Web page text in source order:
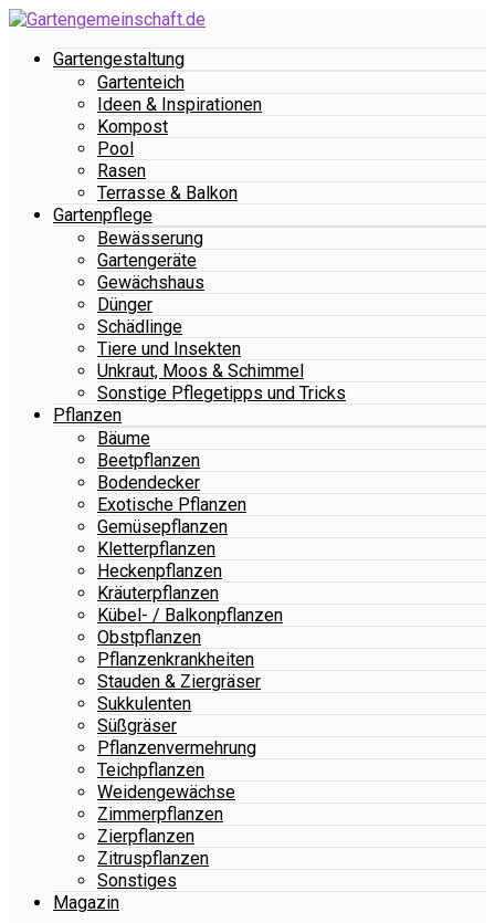
Gartengestaltung
Gartenteich
Ideen & Inspirationen
Kompost
Pool
Rasen
Terrasse & Balkon
Gartenpflege
Bewässerung
Gartengeräte
Gewächshaus
Dünger
Schädlinge
Tiere und Insekten
Unkraut, Moos & Schimmel
Sonstige Pflegetipps und Tricks
Pflanzen
Bäume
Beetpflanzen
Bodendecker
Exotische Pflanzen
Gemüsepflanzen
Kletterpflanzen
Heckenpflanzen
Kräuterpflanzen
Kübel- / Balkonpflanzen
Obstpflanzen
Pflanzenkrankheiten
Stauden & Ziergräser
Sukkulenten
Süßgräser
Pflanzenvermehrung
Teichpflanzen
Weidengewächse
Zimmerpflanzen
Zierpflanzen
Zitruspflanzen
Sonstiges
Magazin